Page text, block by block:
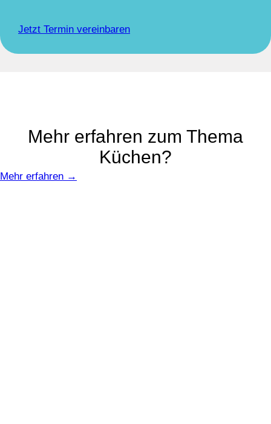
Jetzt Termin vereinbaren
Mehr erfahren zum Thema
Küchen?
Mehr erfahren →